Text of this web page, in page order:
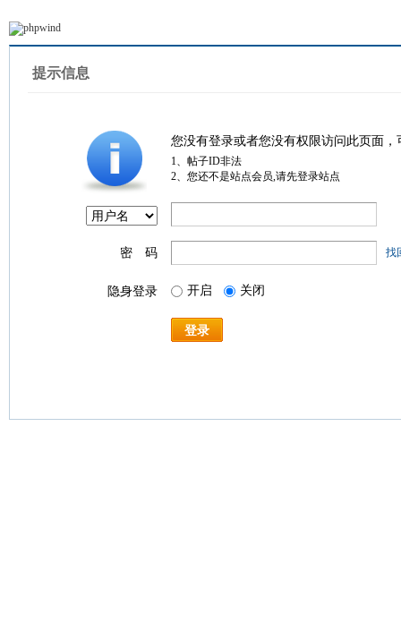
提示信息
您没有登录或者您没有权限访问此页面
1、帖子ID非法
2、您还不是站点会员,请先登录站点
密 码 找
隐身登录 开启 关闭
登录